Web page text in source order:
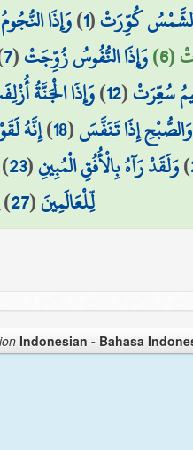
كُوِّرَتْ(
1
)وَإِذَا
وَإِذَا النُّفُوسُ زُوِّجَتْ(
7
سُعِّرَتْ(
12
)وَإِذَا الْجَنَّةُ
وَالصُّبْحِ إِذَا تَنَفَّسَ(
18
)إِنَّهُ
)وَلَقَدْ رَآهُ بِالْأُفُقِ الْمُبِينِ(
23
لِّلْعَالَمِينَ(
27
)
Indonesian - Bahasa